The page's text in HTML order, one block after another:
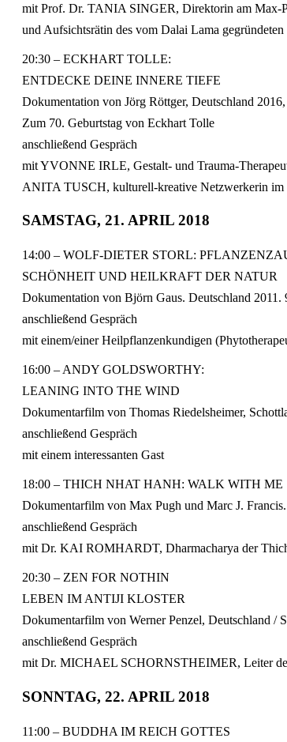
mit Prof. Dr. TANIA SINGER, Direktorin am Max-
und Aufsichtsrätin des vom Dalai Lama
20:30 – ECKHART TOLLE:
ENTDECKE DEINE INNERE TIEFE
Dokumentation von Jörg Röttger, Deutschland
Zum 70. Geburtstag von Eckhart Tolle
anschließend Gespräch
mit YVONNE IRLE, Gestalt- und Trauma-
ANITA TUSCH, kulturell-kreative Netzwerkerin
SAMSTAG, 21. APRIL 2018
14:00 – WOLF-DIETER STORL:
SCHÖNHEIT UND HEILKRAFT DER NATUR
Dokumentation von Björn Gaus. Deutschland 2011.
anschließend Gespräch
mit einem/einer Heilpflanzenkundigen
16:00 – ANDY GOLDSWORTHY:
LEANING INTO THE WIND
Dokumentarfilm von Thomas Riedelsheimer,
anschließend Gespräch
mit einem interessanten Gast
18:00 – THICH NHAT HANH: WALK WITH ME
Dokumentarfilm von Max Pugh und Marc J.
anschließend Gespräch
mit Dr. KAI ROMHARDT, Dharmacharya der
20:30 – ZEN FOR NOTHIN
LEBEN IM ANTIJI KLOSTER
Dokumentarfilm von Werner Penzel, Deutschland /
anschließend Gespräch
mit Dr. MICHAEL SCHORNSTHEIMER, Leiter
SONNTAG, 22. APRIL 2018
11:00 – BUDDHA IM REICH GOTTES